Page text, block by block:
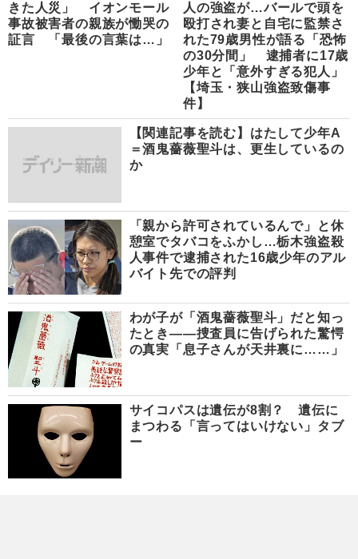
きた人災」 イオンモール
事故被害者の親族が慟哭の
証言 「最後の言葉は…」
人の強盗が…バールで頭を
殴打され妻と自宅に監禁さ
れた79歳男性が語る「恐怖
の30分間」 逮捕者に17歳
少年と「意外すぎる犯人」
【埼玉・狭山強盗致傷事
件】
【関連記事を読む】はたして少年A
＝酒鬼薔薇聖斗は、更生しているの
か
「親から許可されているんで」と休
憩室でタバコをふかし…栃木強盗殺
人事件で逮捕された16歳少年のアル
バイト先での評判
わが子が「酒鬼薔薇聖斗」だと知っ
たとき――捜査員に告げられた驚愕
の真実「息子さんが天井裏に……」
サイコパスは遺伝が8割？ 遺伝に
まつわる「言ってはいけない」タブ
ー